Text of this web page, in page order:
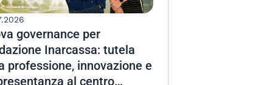
governance per
Inarcassa: tutela
professione, innovazione e
al centro